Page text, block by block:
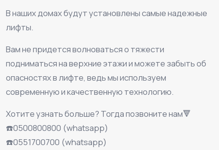
В наших домах будут установлены самые надежные
лифты.
Вам не придется волноваться о тяжести
подниматься на верхние этажи и можете забыть об
опасностях в лифте, ведь мы используем
современную и качественную технологию.
Хотите узнать больше? Тогда позвоните нам🔻
☎️0500800800 (whatsapp)
☎️0551700700 (whatsapp)